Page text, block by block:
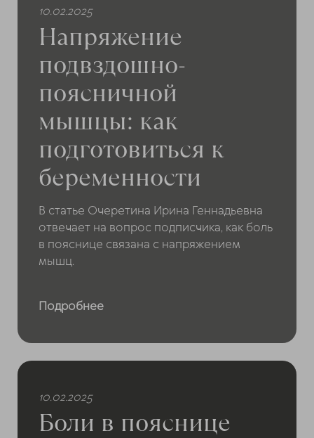
10.02.2025
Напряжение
подвздошно-
поясничной
мышцы: как
подготовиться к
беременности
В статье Очеретина Ирина Геннадьевна
отвечает на вопрос подписчика, как боль
в пояснице связана с напряжением
мышц.
Подробнее
10.02.2025
Боли в пояснице